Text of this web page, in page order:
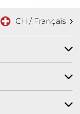
CH / Français